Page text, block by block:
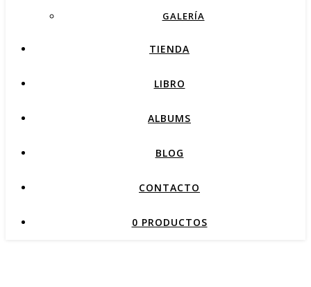
GALERÍA
TIENDA
LIBRO
ALBUMS
BLOG
CONTACTO
0 PRODUCTOS